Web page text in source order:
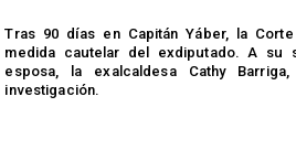
Tras 90 días en Capitán Yáber, la
medida cautelar del exdiputado. A su
esposa, la exalcaldesa Cathy
investigación.